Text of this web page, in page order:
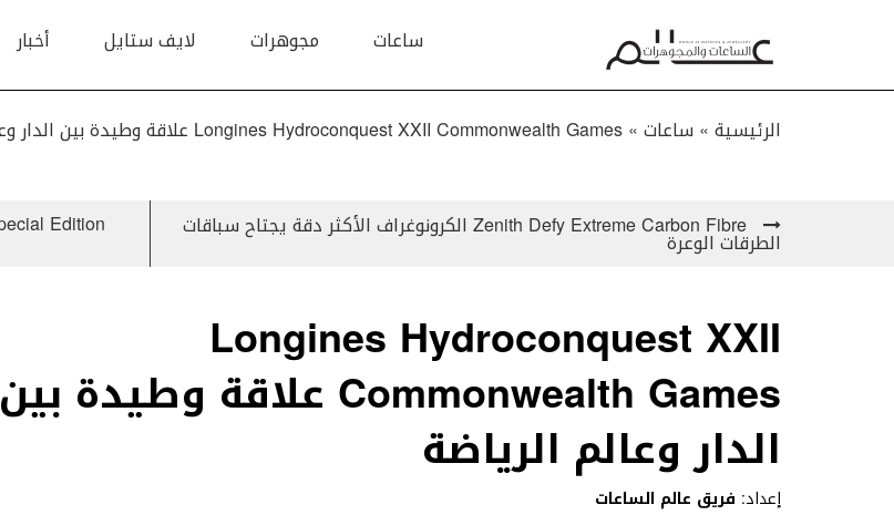
ساعات مجوهرات لايف ستايل أخبار
الرئيسية » ساعات»Longines Hydroconquest XXII Commonwealth Games علاقة وطيدة بين الدار وعالم الرياضة
Zenith Defy Extreme Carbon Fibre الكرونوغراف الأكثر دقة يجتاح سباقات
الطرقات الوعرة
Longines Hydroconquest XXII
Commonwealth Games علاقة وطيدة بين
الدار وعالم الرياضة
إعداد: فريق عالم الساعات